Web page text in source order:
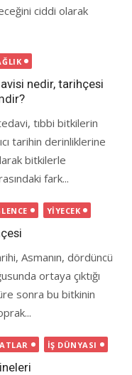
ciddi olarak
nedir, tarihçesi
tıbbi bitkilerin
tarihin derinliklerine
bitkilerle
fark...
YIYECEK
Asmanın, dördüncü
ortaya çıktığı
sonra bu bitkinin
İŞ DÜNYASI